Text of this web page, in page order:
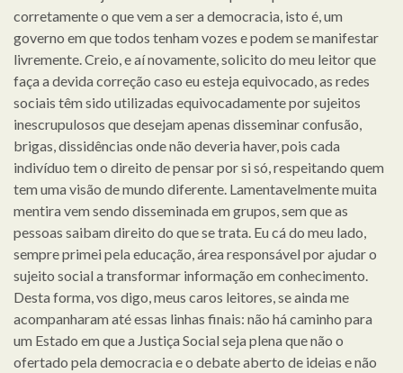
corretamente o que vem a ser a democracia, isto é, um
governo em que todos tenham vozes e podem se manifestar
livremente. Creio, e aí novamente, solicito do meu leitor que
faça a devida correção caso eu esteja equivocado, as redes
sociais têm sido utilizadas equivocadamente por sujeitos
inescrupulosos que desejam apenas disseminar confusão,
brigas, dissidências onde não deveria haver, pois cada
indivíduo tem o direito de pensar por si só, respeitando quem
tem uma visão de mundo diferente. Lamentavelmente muita
mentira vem sendo disseminada em grupos, sem que as
pessoas saibam direito do que se trata. Eu cá do meu lado,
sempre primei pela educação, área responsável por ajudar o
sujeito social a transformar informação em conhecimento.
Desta forma, vos digo, meus caros leitores, se ainda me
acompanharam até essas linhas finais: não há caminho para
um Estado em que a Justiça Social seja plena que não o
ofertado pela democracia e o debate aberto de ideias e não